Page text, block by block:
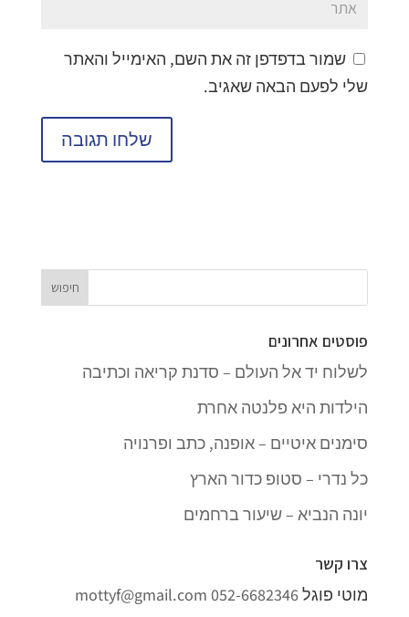
שמור בדפדפן זה את השם, האימייל והאתר
שלי לפעם הבאה שאגיב.
פוסטים אחרונים
לשלוח יד אל העולם – סדנת קריאה וכתיבה
הילדות היא פלנטה אחרת
סימנים איטיים – אופנה, כתב ופרנויה
כל נדרי – סטופ כדור הארץ
יונה הנביא – שיעור ברחמים
צרו קשר
מוטי פוגל052-6682346
mottyf@gmail.com